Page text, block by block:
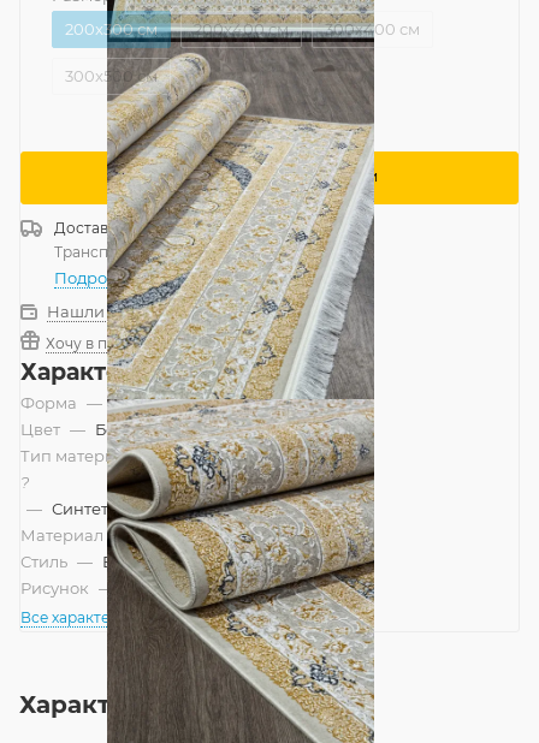
200x300 см
200x400 см 300x400 см
300x500 см
Сообщить о поступлении
ДоставкаРоссия
Транспортной компанией —бесплатно
Подробнее
Нашли дешевле?
Хочу в подарок
Характеристики
Форма — Прямоугольник
Цвет — Бежевый
Тип материала
?
— Синтетический
Материал — Акрил
Стиль — Восточный
Рисунок — Классический
Все характеристики
Характеристики